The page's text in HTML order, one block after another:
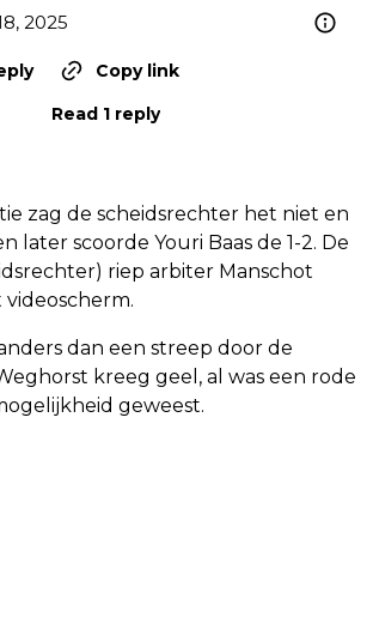
2025
Copy link
Read 1 reply
zag de scheidsrechter het niet en
later scoorde Youri Baas de 1-2. De
riep arbiter Manschot
dan een streep door de
kreeg geel, al was een rode
geweest.